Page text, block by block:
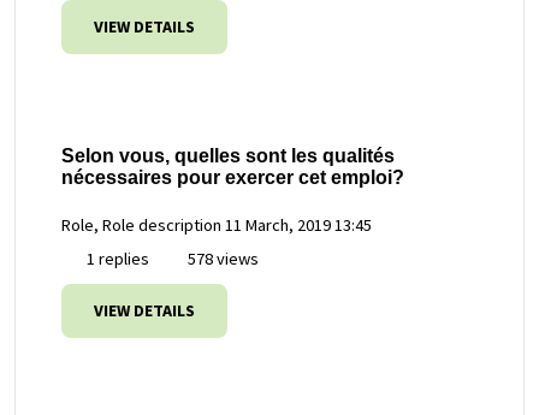
VIEW DETAILS
Selon vous, quelles sont les qualités
nécessaires pour exercer cet emploi?
Role, Role description 11 March, 2019 13:45
1 replies
578 views
VIEW DETAILS